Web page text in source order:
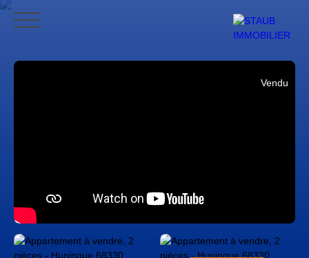
ACCUEIL ACHETER VENDRE NOS AVIS CONTACT
Vendu